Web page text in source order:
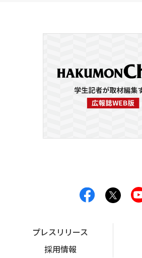
プレスリリース
採用情報